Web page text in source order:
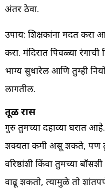
अंतर ठेवा.
उपाय: शिक्षकांना मदत करा
करा. मंदिरात पिवळ्या
भाग्य सुधारेल आणि तुम्ही
लागतील.
तूळ रास
गुरु तुमच्या दहाव्या घरात आहे.
शक्यता कमी असू शकते, पण
वरिष्ठांशी किंवा तुमच्या
वाढू शकतो, त्यामुळे तो